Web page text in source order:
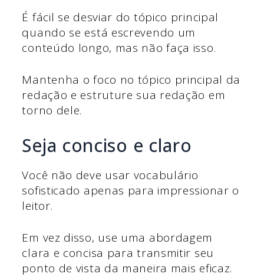
É fácil se desviar do tópico principal
quando se está escrevendo um
conteúdo longo, mas não faça isso.
Mantenha o foco no tópico principal da
redação e estruture sua redação em
torno dele.
Seja conciso e claro
Você não deve usar vocabulário
sofisticado apenas para impressionar o
leitor.
Em vez disso, use uma abordagem
clara e concisa para transmitir seu
ponto de vista da maneira mais eficaz.